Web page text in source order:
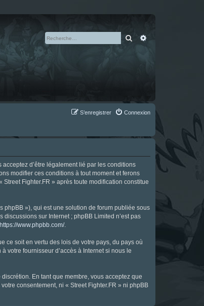
Rechercher
Connexion
S’enregistrer
acceptez d’être légalement lié par les conditions
modifier ces conditions à tout moment et ferons
Fighter.FR » après toute modification constitue
phpBB »), qui est une solution de forum publiée sous
sur Internet ; phpBB Limited n’est pas
https://www.phpbb.com/.
ce soit en vertu des lois de votre pays, du pays où
votre fournisseur d’accès à Internet si nous le
En tant que membre, vous acceptez que
consentement, ni « Street Fighter.FR » ni phpBB